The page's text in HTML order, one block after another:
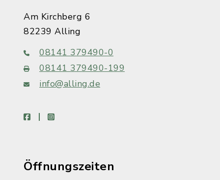
Am Kirchberg 6
82239 Alling
08141 379490-0
08141 379490-199
info@alling.de
facebookinstagram
Öffnungszeiten